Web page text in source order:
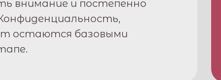
внимание и постепенно
остаются базовыми